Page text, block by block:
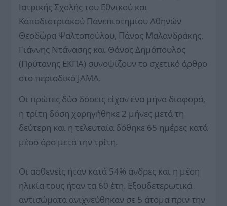
Ιατρικής Σχολής του Εθνικού και
Καποδιστριακού Πανεπιστημίου Αθηνών
Θεοδώρα Ψαλτοπούλου, Πάνος Μαλανδράκης,
Γιάννης Ντάνασης και Θάνος Δημόπουλος
(Πρύτανης ΕΚΠΑ) συνοψίζουν το σχετικό άρθρο
στο περιοδικό JAMA.
Οι πρώτες δύο δόσεις είχαν ένα μήνα διαφορά,
η τρίτη δόση χορηγήθηκε 2 μήνες μετά τη
δεύτερη και η τελευταία δόθηκε 65 ημέρες κατά
μέσο όρο μετά την τρίτη.
Οι ασθενείς ήταν κατά 54% άνδρες και η μέση
ηλικία τους ήταν τα 60 έτη. Εξουδετερωτικά
αντισώματα ανιχνεύθηκαν σε 5 άτομα πριν την